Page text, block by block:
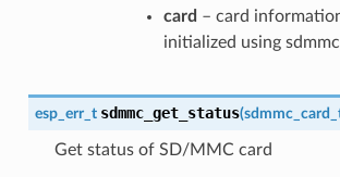
card – card
initialized using
esp_err_t sdmmc_get_status(
Get status of SD/MMC card